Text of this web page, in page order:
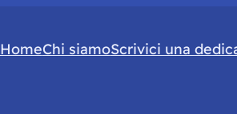
HomeChi siamoScrivici una